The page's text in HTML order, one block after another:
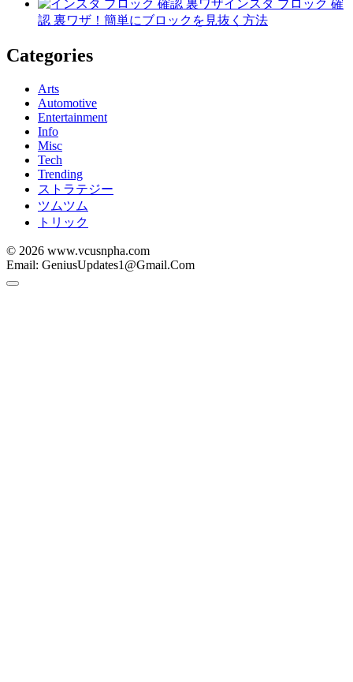
インスタ ブロック 確
認 裏ワザ！簡単にブロックを見抜く方法
Categories
Arts
Automotive
Entertainment
Info
Misc
Tech
Trending
ストラテジー
ツムツム
トリック
© 2026 www.vcusnpha.com
Email: GeniusUpdates1@Gmail.Com